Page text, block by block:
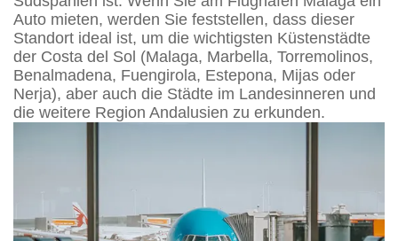
Auto mieten, werden Sie feststellen, dass dieser
Standort ideal ist, um die wichtigsten Küstenstädte
der Costa del Sol (Malaga, Marbella, Torremolinos,
Benalmadena, Fuengirola, Estepona, Mijas oder
Nerja), aber auch die Städte im Landesinneren und
die weitere Region Andalusien zu erkunden.